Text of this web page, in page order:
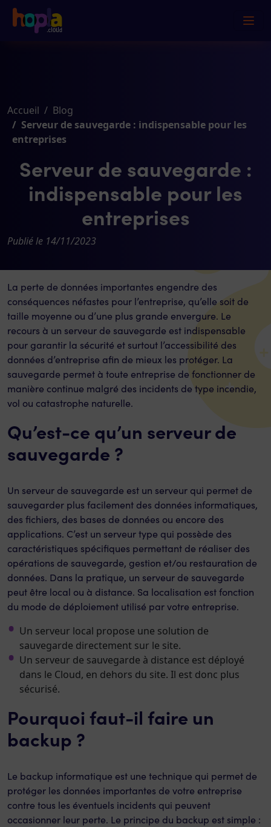
Accueil
Blog
Serveur de sauvegarde : indispensable pour les
entreprises
Serveur de sauvegarde :
indispensable pour les
entreprises
Publié le 14/11/2023
La perte de données importantes engendre des
conséquences néfastes pour l’entreprise, qu’elle soit de
taille moyenne ou d’une plus grande envergure. Le
recours à un serveur de sauvegarde est indispensable
pour garantir la sécurité et surtout l’accessibilité des
données d’entreprise afin de mieux les protéger. La
sauvegarde permet à toute entreprise de fonctionner de
manière continue malgré des incidents de type incendie,
vol ou catastrophe naturelle.
Qu’est-ce qu’un serveur de
sauvegarde ?
Un serveur de sauvegarde est un serveur qui permet de
sauvegarder plus facilement des données informatiques,
des fichiers, des bases de données ou encore des
applications. C’est un serveur type qui possède des
caractéristiques spécifiques permettant de réaliser des
opérations de sauvegarde, gestion et/ou restauration de
données. Dans la pratique, un serveur de sauvegarde
peut être local ou à distance. Sa localisation est fonction
du mode de déploiement utilisé par votre entreprise.
Un serveur local propose une solution de
sauvegarde directement sur le site.
Un serveur de sauvegarde à distance est déployé
dans le Cloud, en dehors du site. Il est donc plus
sécurisé.
Pourquoi faut-il faire un
backup ?
Le backup informatique est une technique qui permet de
protéger les données importantes de votre entreprise
contre tous les éventuels incidents qui peuvent
occasionner leur perte. Le principe du backup est simple :